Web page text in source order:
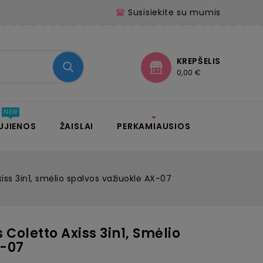
Susisiekite su mumis
KREPŠELIS
0,00 €
ŽAISLAI PERKAMIAUSIOS
3in1, smėlio spalvos važiuoklė AX-07
Axiss 3in1, Smėlio
07